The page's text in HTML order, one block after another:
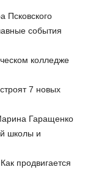
Псковского
события
колледже
7 новых
Гаращенко
школы и
продвигается